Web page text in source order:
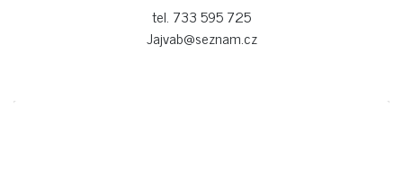
tel. 733 595 725
Jajvab@seznam.cz